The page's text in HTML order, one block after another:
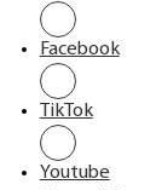
Facebook
TikTok
Youtube